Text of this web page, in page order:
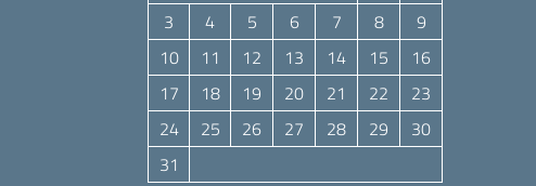
3
4 5 6 7 8
9
10
11 12 13 14 15
16
17
18 19 20 21 22
23
24
25 26 27 28 29
30
31